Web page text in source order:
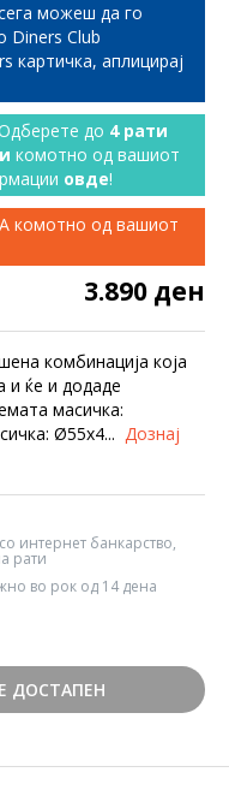
можеш да го
Diners Club
картичка, аплицирај
до 4 рати
комотно од вашиот
овде!
комотно од вашиот
3.890 ден
комбинација која
и ќе и додаде
масичка:
Ø55x4... Дознај
интернет банкарство,
рати
во рок од 14 дена
ДОСТАПЕН